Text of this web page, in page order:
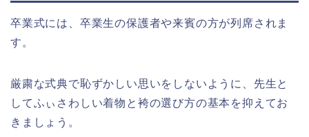
卒業式には、卒業生の保護者や来賓の方が列席されま
す。
厳粛な式典で恥ずかしい思いをしないように、先生と
してふぃさわしい着物と袴の選び方の基本を抑えてお
きましょう。